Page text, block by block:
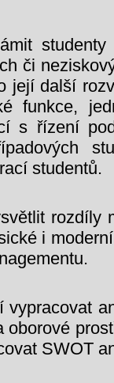
či
její další
funkce,
s řízení
studentů.
rozdíly
i
vypracovat
SWOT